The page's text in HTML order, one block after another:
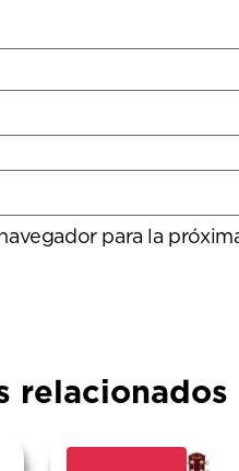
para la
relacionados